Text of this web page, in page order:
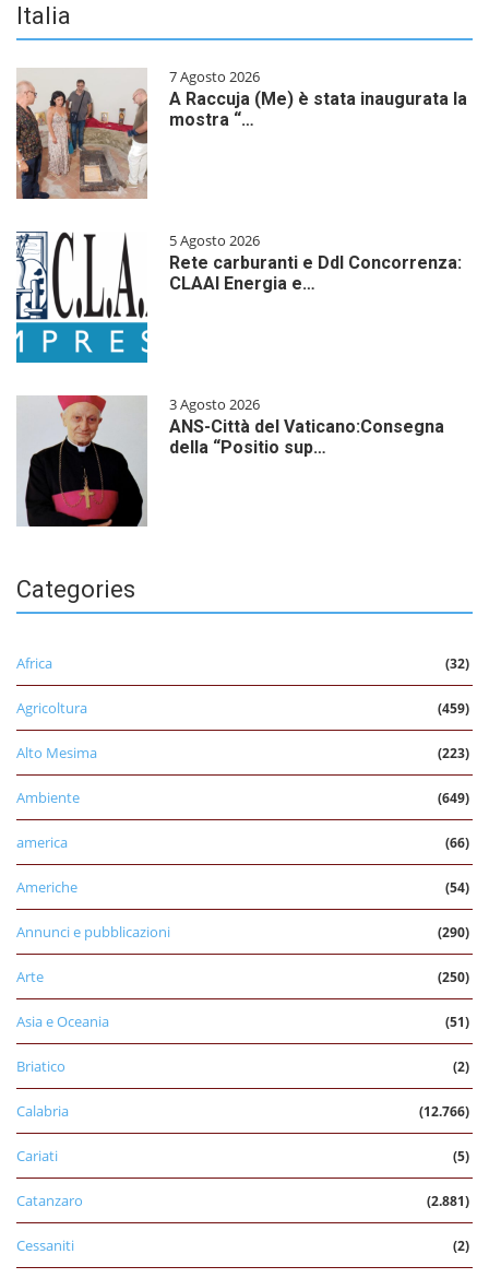
Italia
7 Agosto 2026
A Raccuja (Me) è stata inaugurata la
mostra “…
5 Agosto 2026
Rete carburanti e Ddl Concorrenza:
CLAAI Energia e…
3 Agosto 2026
ANS-Città del Vaticano:Consegna
della “Positio sup…
Categories
Africa (32)
Agricoltura (459)
Alto Mesima (223)
Ambiente (649)
america (66)
Americhe (54)
Annunci e pubblicazioni (290)
Arte (250)
Asia e Oceania (51)
Briatico (2)
Calabria (12.766)
Cariati (5)
Catanzaro (2.881)
Cessaniti (2)